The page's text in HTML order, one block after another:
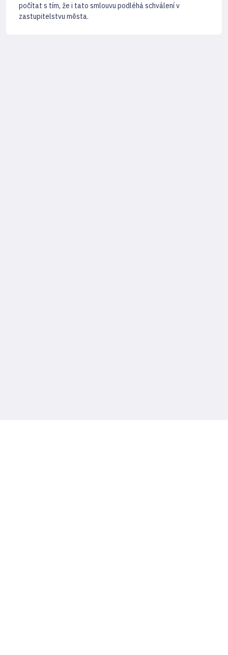
počítat s tím, že i tato smlouvu podléhá schválení v
zastupitelstvu města.